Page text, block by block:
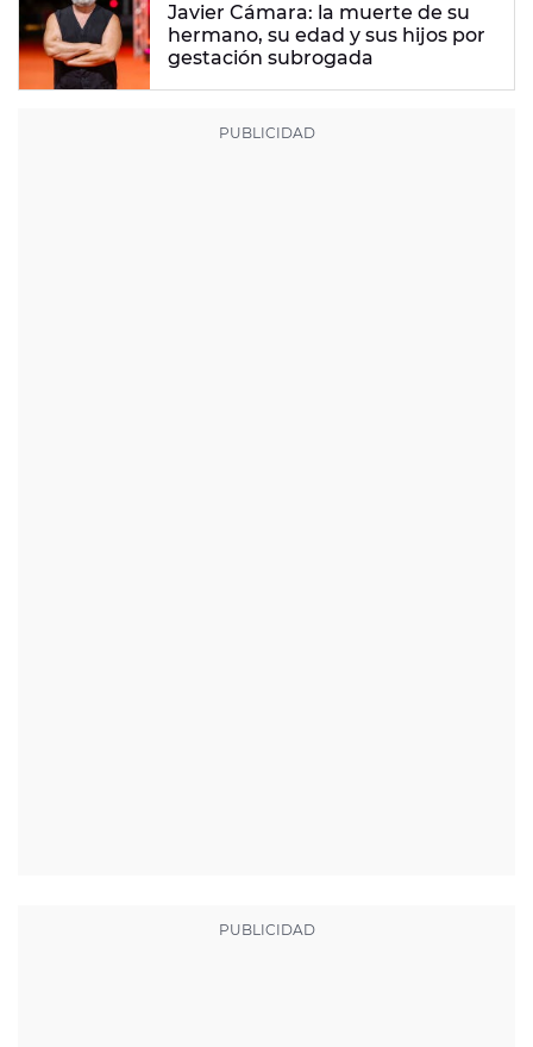
Javier Cámara: la muerte de su
hermano, su edad y sus hijos por
gestación subrogada